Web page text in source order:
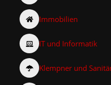
Immobilien
IT und Informatik
Klempner und